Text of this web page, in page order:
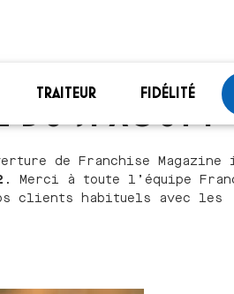
TRAITEUR FIDÉLITÉ
DU 31 AOÛT !
de Franchise
. Merci à toute l’équipe
clients habituels avec les